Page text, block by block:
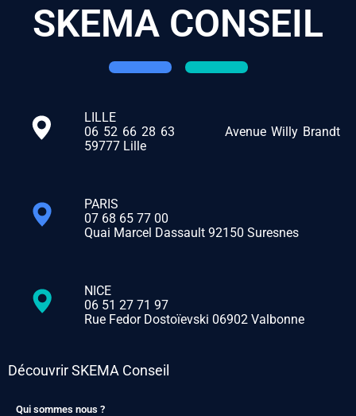
SKEMA CONSEIL
LILLE
06 52 66 28 63 Avenue Willy Brandt
59777 Lille
PARIS
07 68 65 77 00
Quai Marcel Dassault 92150 Suresnes
NICE
06 51 27 71 97
Rue Fedor Dostoïevski 06902 Valbonne
Découvrir SKEMA Conseil
Qui sommes nous ?